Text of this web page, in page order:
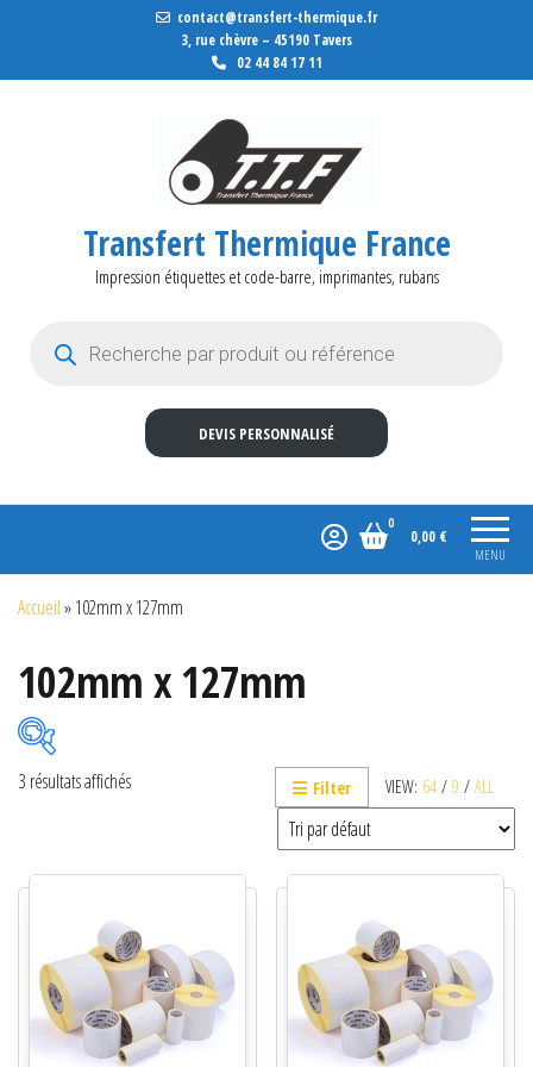
contact@transfert-thermique.fr
3, rue chèvre – 45190 Tavers
02 44 84 17 11
Transfert Thermique France
Impression étiquettes et code-barre, imprimantes, rubans
DEVIS PERSONNALISÉ
MENU
0
0,00 €
Accueil»102mm x 127mm
102mm x 127mm
Imprimantes
Lecteurs
Lecteurs code-barres de présentation
VIEW: 64 / 9 / ALL
Filter
3 résultats affichés